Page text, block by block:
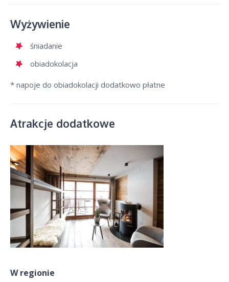
Wyżywienie
śniadanie
obiadokolacja
* napoje do obiadokolacji dodatkowo płatne
Atrakcje dodatkowe
W regionie